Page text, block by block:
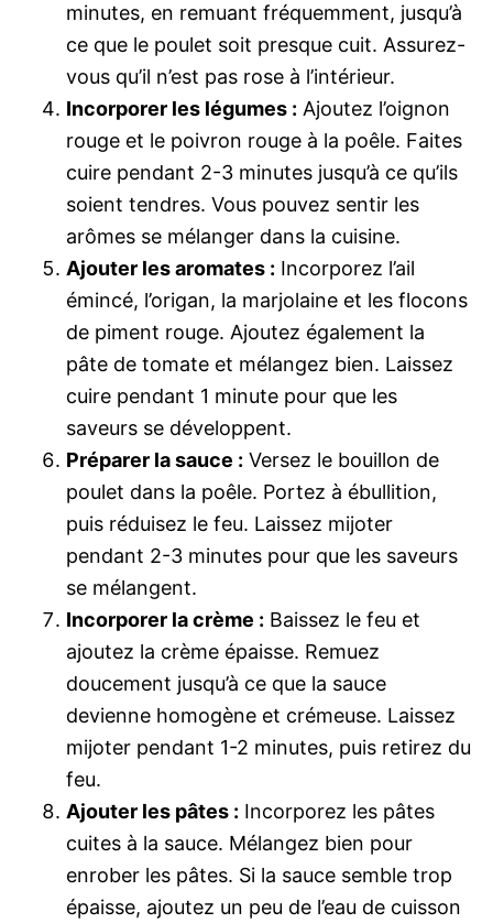
minutes, en remuant fréquemment, jusqu’à
ce que le poulet soit presque cuit. Assurez-
vous qu’il n’est pas rose à l’intérieur.
Incorporer les légumes : Ajoutez l’oignon
rouge et le poivron rouge à la poêle. Faites
cuire pendant 2-3 minutes jusqu’à ce qu’ils
soient tendres. Vous pouvez sentir les
arômes se mélanger dans la cuisine.
Ajouter les aromates : Incorporez l’ail
émincé, l’origan, la marjolaine et les flocons
de piment rouge. Ajoutez également la
pâte de tomate et mélangez bien. Laissez
cuire pendant 1 minute pour que les
saveurs se développent.
Préparer la sauce : Versez le bouillon de
poulet dans la poêle. Portez à ébullition,
puis réduisez le feu. Laissez mijoter
pendant 2-3 minutes pour que les saveurs
se mélangent.
Incorporer la crème : Baissez le feu et
ajoutez la crème épaisse. Remuez
doucement jusqu’à ce que la sauce
devienne homogène et crémeuse. Laissez
mijoter pendant 1-2 minutes, puis retirez du
feu.
Ajouter les pâtes : Incorporez les pâtes
cuites à la sauce. Mélangez bien pour
enrober les pâtes. Si la sauce semble trop
épaisse, ajoutez un peu de l’eau de cuisson